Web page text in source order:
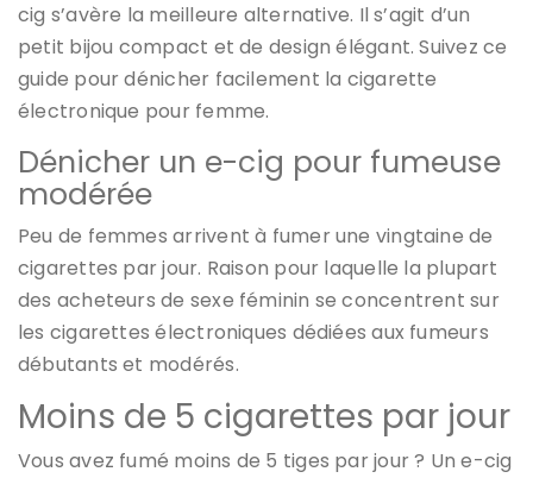
cig s’avère la meilleure alternative. Il s’agit d’un
petit bijou compact et de design élégant. Suivez ce
guide pour dénicher facilement la cigarette
électronique pour femme.
Dénicher un e-cig pour fumeuse
modérée
Peu de femmes arrivent à fumer une vingtaine de
cigarettes par jour. Raison pour laquelle la plupart
des acheteurs de sexe féminin se concentrent sur
les cigarettes électroniques dédiées aux fumeurs
débutants et modérés.
Moins de 5 cigarettes par jour
Vous avez fumé moins de 5 tiges par jour ? Un e-cig